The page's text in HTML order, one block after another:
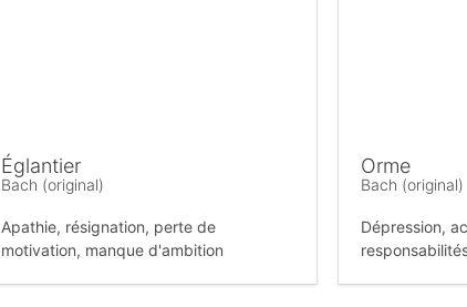
Églantier
Bach (original)
Apathie, résignation, perte de
motivation, manque d'ambition
Orme
Bach (original)
Dépression,